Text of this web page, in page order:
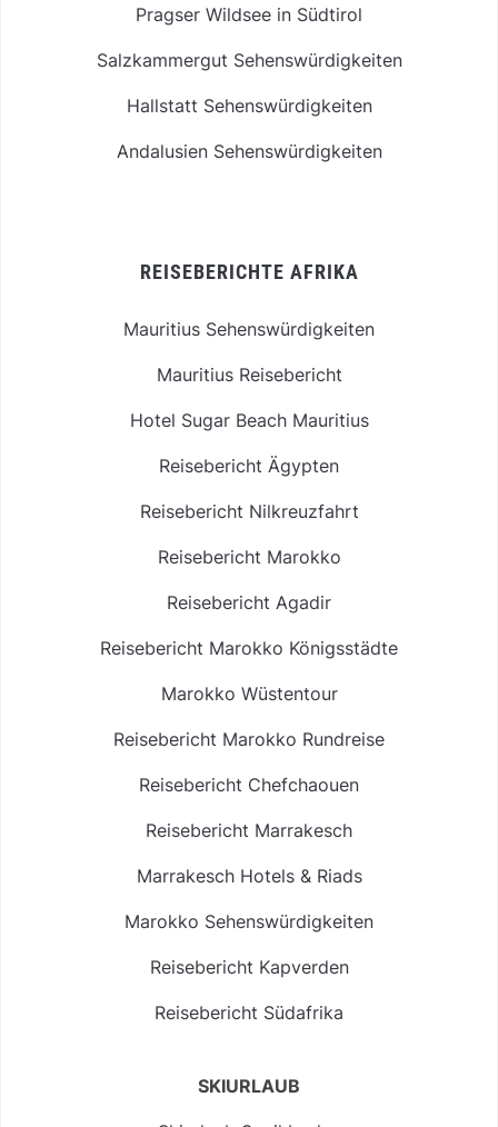
Pragser Wildsee in Südtirol
Salzkammergut Sehenswürdigkeiten
Hallstatt Sehenswürdigkeiten
Andalusien Sehenswürdigkeiten
REISEBERICHTE AFRIKA
Mauritius Sehenswürdigkeiten
Mauritius Reisebericht
Hotel Sugar Beach Mauritius
Reisebericht Ägypten
Reisebericht Nilkreuzfahrt
Reisebericht Marokko
Reisebericht Agadir
Reisebericht Marokko Königsstädte
Marokko Wüstentour
Reisebericht Marokko Rundreise
Reisebericht Chefchaouen
Reisebericht Marrakesch
Marrakesch Hotels & Riads
Marokko Sehenswürdigkeiten
Reisebericht Kapverden
Reisebericht Südafrika
SKIURLAUB